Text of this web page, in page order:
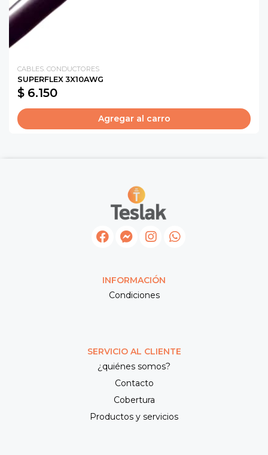
CABLES. CONDUCTORES
SUPERFLEX 3X10AWG
$ 6.150
Agregar al carro
INFORMACIÓN
Condiciones
SERVICIO AL CLIENTE
¿quiénes somos?
Contacto
Cobertura
Productos y servicios